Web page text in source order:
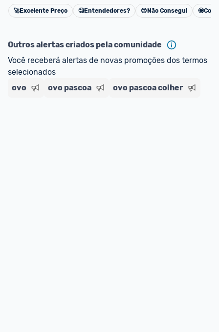
Cancelar
🚀Excelente Preço 🧐Entendedores? 😢 Não Consegui 🤩
Outros alertas criados pela comunidade
Você receberá alertas de novas promoções dos termos
selecionados
ovo
ovo pascoa ovo pascoa colher